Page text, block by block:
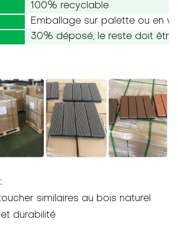
100% recyclable
Emballage sur palette ou en
30% déposé, le reste doit
similaires au bois naturel
durabilité